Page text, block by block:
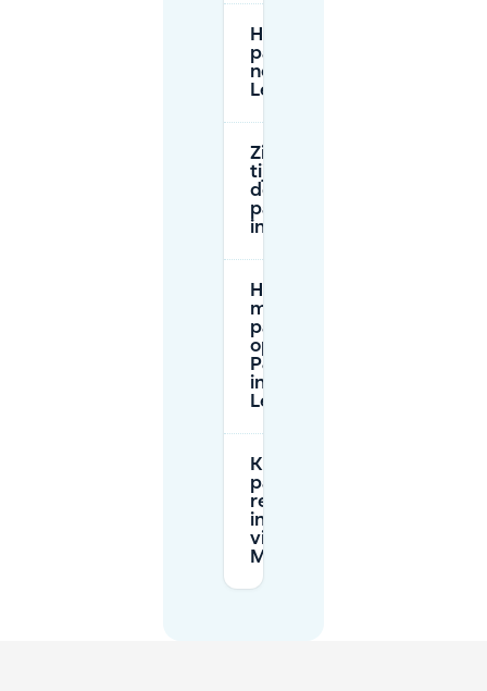
Heb ik een
parkeerschijf
nodig in
Lelystad?
Zijn er
tijdslimieten in
de betaalde
parkeergebieden
in Lelystad?
Hoe lang
mag ik
parkeren
op een
P&amp;R
in
Lelystad?
Kan ik
parkeren
reserveren
in Lelystad
via
Mobypark?